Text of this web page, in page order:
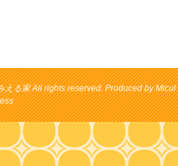
える家 All rights reserved. Produced by Micul